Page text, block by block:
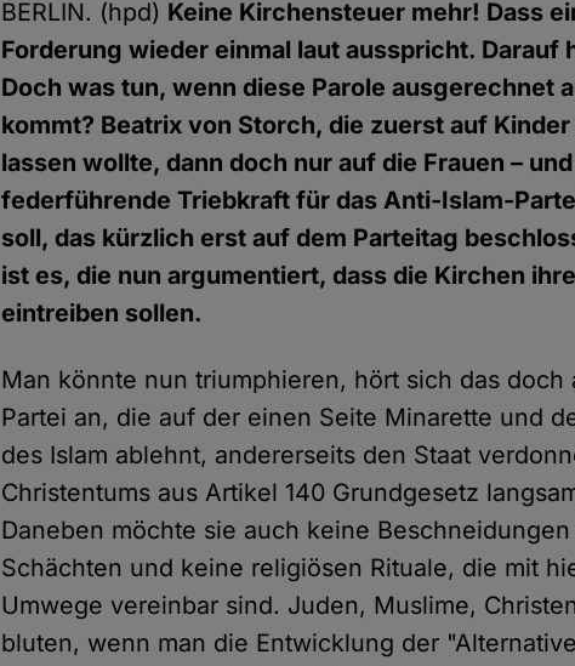
BERLIN. (hpd) Keine Kirchensteuer mehr! Dass
Forderung wieder einmal laut ausspricht. Darauf
Doch was tun, wenn diese Parole ausgerechnet
kommt? Beatrix von Storch, die zuerst auf
lassen wollte, dann doch nur auf die Frauen –
federführende Triebkraft für das Anti-Islam-
soll, das kürzlich erst auf dem Parteitag
ist es, die nun argumentiert, dass die Kirchen
eintreiben sollen.
Man könnte nun triumphieren, hört sich das
Partei an, die auf der einen Seite Minarette und
des Islam ablehnt, andererseits den Staat
Christentums aus Artikel 140 Grundgesetz
Daneben möchte sie auch keine
Schächten und keine religiösen Rituale, die mit
Umwege vereinbar sind. Juden, Muslime,
bluten, wenn man die Entwicklung der